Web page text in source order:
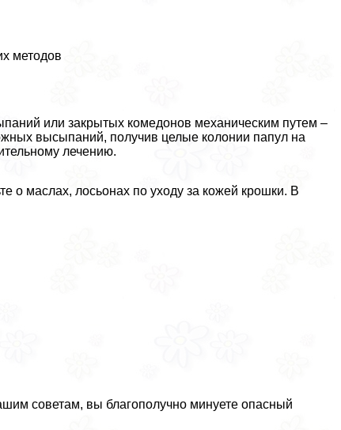
методов
или закрытых комедонов механическим путем –
высыпаний, получив целые колонии папул на
лечению.
о маслах, лосьонах по уходу за кожей крошки. В
советам, вы благополучно минуете опасный